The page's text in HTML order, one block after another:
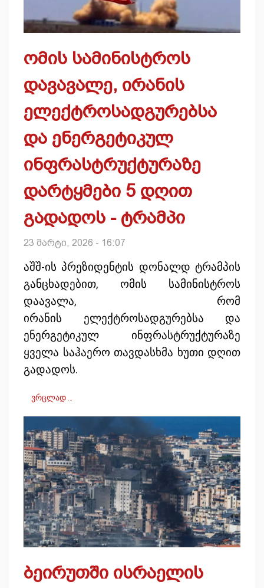
ომის სამინისტროს
დავავალე, ირანის
ელექტროსადგურებსა
და ენერგეტიკულ
ინფრასტრუქტურაზე
დარტყმები 5 დღით
გადადოს - ტრამპი
23 მარტი, 2026 - 16:07
აშშ-ის პრეზიდენტის დონალდ ტრამპის
განცხადებით, ომის სამინისტროს
დაავალა, რომ
ირანის ელექტროსადგურებსა და
ენერგეტიკულ ინფრასტრუქტურაზე
ყველა საჰაერო თავდასხმა ხუთი დღით
გადადოს.
ვრცლად …
ბეირუთში ისრაელის